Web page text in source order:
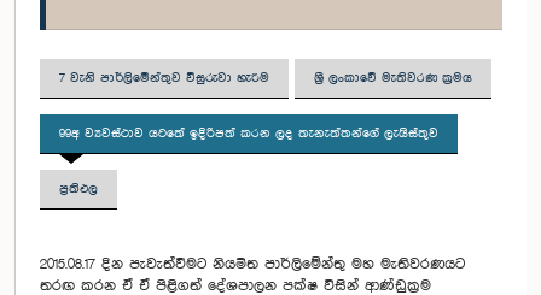
7 වැනි පාර්ලිමේන්තුව විසුරුවා හැරීම ශ්‍රී ලංකාවේ මැතිවරණ ක්‍රමය
99අ ව්‍යවස්ථාව යටතේ ඉදිරිපත් කරන ලද තැනැත්තන්ගේ ලැයිස්තුව
ප්‍රතිඵල
2015.08.17 දින පැවැත්වීමට නියමිත පාර්ලිමේන්තු මහ මැතිවරණයට
තරඟ කරන ඒ ඒ පිළිගත් දේශපාලන පක්ෂ විසින් ආණ්ඩුක්‍රම